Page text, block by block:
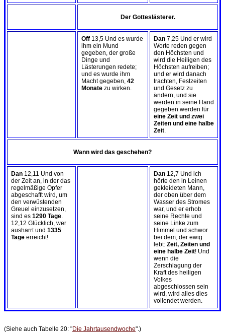
Der Gotteslästerer.
Off 13,5 Und es wurde
ihm ein Mund
gegeben, der große
Dinge und
Lästerungen redete;
und es wurde ihm
Macht gegeben, 42
Monate zu wirken.
Dan 7,25 Und er wird
Worte reden gegen
den Höchsten und
wird die Heiligen des
Höchsten aufreiben;
und er wird danach
trachten, Festzeiten
und Gesetz zu
ändern, und sie
werden in seine Hand
gegeben werden für
eine Zeit und zwei
Zeiten und eine halbe
Zeit.
Wann wird das geschehen?
Dan 12,11 Und von
der Zeit an, in der das
regelmäßige Opfer
abgeschafft wird, um
den verwüstenden
Greuel einzusetzen,
sind es 1290 Tage.
12,12 Glücklich, wer
ausharrt und 1335
Tage erreicht!
Dan 12,7 Und ich
hörte den in Leinen
gekleideten Mann,
der oben über dem
Wasser des Stromes
war, und er erhob
seine Rechte und
seine Linke zum
Himmel und schwor
bei dem, der ewig
lebt: Zeit, Zeiten und
eine halbe Zeit! Und
wenn die
Zerschlagung der
Kraft des heiligen
Volkes
abgeschlossen sein
wird, wird alles dies
vollendet werden.
(Siehe auch Tabelle 20: "Die Jahrtausendwoche".)